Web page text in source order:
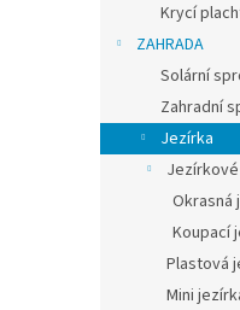
Krycí
ZAHRADA
Solární
Zahradní
Jezírka
Okrasná
Koupací
Plastová
Mini